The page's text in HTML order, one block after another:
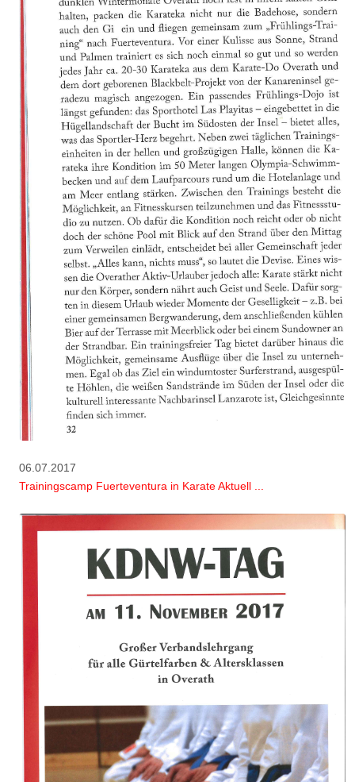
06.07.2017
Trainingscamp Fuerteventura in Karate Aktuell ...